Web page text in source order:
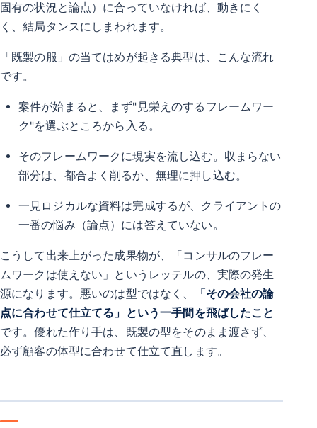
固有の状況と論点）に合っていなければ、動きにく
く、結局タンスにしまわれます。
「既製の服」の当てはめが起きる典型は、こんな流れ
です。
案件が始まると、まず"見栄えのするフレームワー
ク"を選ぶところから入る。
そのフレームワークに現実を流し込む。収まらない
部分は、都合よく削るか、無理に押し込む。
一見ロジカルな資料は完成するが、クライアントの
一番の悩み（論点）には答えていない。
こうして出来上がった成果物が、「コンサルのフレー
ムワークは使えない」というレッテルの、実際の発生
源になります。悪いのは型ではなく、
「その会社の論
点に合わせて仕立てる」という一手間を飛ばしたこと
です。優れた作り手は、既製の型をそのまま渡さず、
必ず顧客の体型に合わせて仕立て直します。